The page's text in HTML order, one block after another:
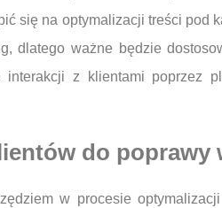
się na optymalizacji treści pod
dlatego ważne będzie
z klientami poprzez
do poprawy
w procesie